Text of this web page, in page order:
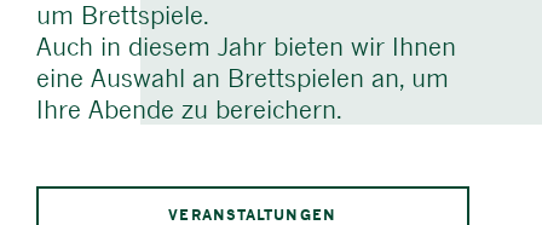
um Brettspiele.
Auch in diesem Jahr bieten wir Ihnen
eine Auswahl an Brettspielen an, um
Ihre Abende zu bereichern.
VERANSTALTUNGEN